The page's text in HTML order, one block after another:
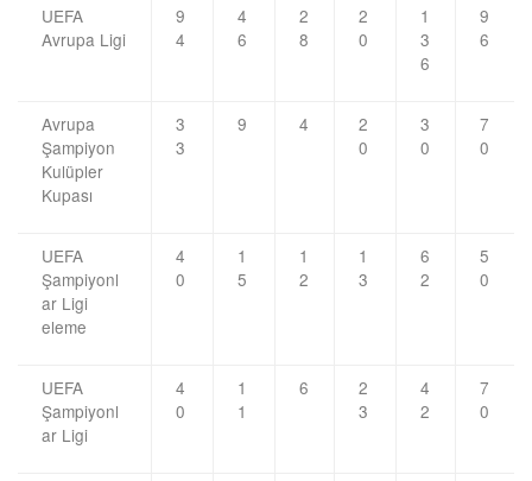
UEFA
Avrupa Ligi
9
4
4
6
2
8
2
0
1
3
6
9
6
Avrupa
Şampiyon
Kulüpler
Kupası
3
3
9 4
2
0
3
0
7
0
UEFA
Şampiyonl
ar Ligi
eleme
4
0
1
5
1
2
1
3
6
2
5
0
UEFA
Şampiyonl
ar Ligi
4
0
1
1
6
2
3
4
2
7
0